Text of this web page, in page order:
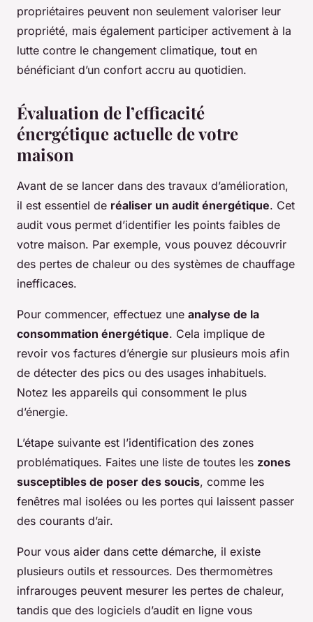
propriétaires peuvent non seulement valoriser leur
propriété, mais également participer activement à la
lutte contre le changement climatique, tout en
bénéficiant d’un confort accru au quotidien.
Évaluation de l’efficacité
énergétique actuelle de votre
maison
Avant de se lancer dans des travaux d’amélioration,
il est essentiel de réaliser un audit énergétique. Cet
audit vous permet d’identifier les points faibles de
votre maison. Par exemple, vous pouvez découvrir
des pertes de chaleur ou des systèmes de chauffage
inefficaces.
Pour commencer, effectuez une analyse de la
consommation énergétique. Cela implique de
revoir vos factures d’énergie sur plusieurs mois afin
de détecter des pics ou des usages inhabituels.
Notez les appareils qui consomment le plus
d’énergie.
L’étape suivante est l’identification des zones
problématiques. Faites une liste de toutes les zones
susceptibles de poser des soucis, comme les
fenêtres mal isolées ou les portes qui laissent passer
des courants d’air.
Pour vous aider dans cette démarche, il existe
plusieurs outils et ressources. Des thermomètres
infrarouges peuvent mesurer les pertes de chaleur,
tandis que des logiciels d’audit en ligne vous